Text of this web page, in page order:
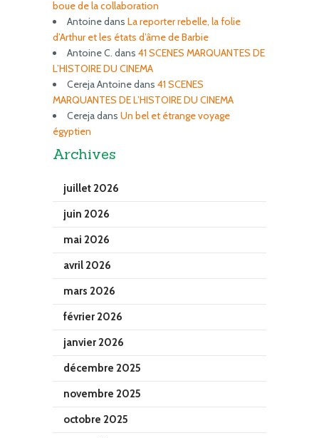
boue de la collaboration
Antoinedans La reporter rebelle, la folie
d’Arthur et les états d’âme de Barbie
Antoine C. dans 41 SCENES MARQUANTES DE
L’HISTOIRE DU CINEMA
Cereja Antoinedans 41 SCENES
MARQUANTES DE L’HISTOIRE DU CINEMA
Cerejadans Un bel et étrange voyage
égyptien
Archives
juillet 2026
juin 2026
mai 2026
avril 2026
mars 2026
février 2026
janvier 2026
décembre 2025
novembre 2025
octobre 2025